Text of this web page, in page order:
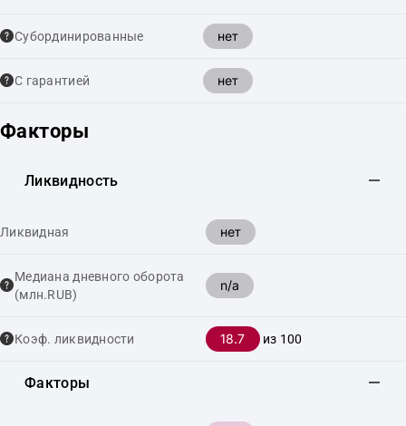
Cубординированные нет
С гарантией нет
Факторы
Ликвидность
Ликвидная нет
Медиана дневного оборота
(млн.RUB)
n/a
Коэф. ликвидности 18.7 из 100
Факторы